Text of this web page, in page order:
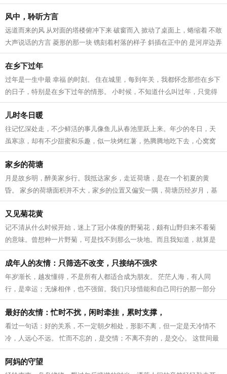
香 冬天，在伞下闪闪发烫 走过的路...
风中，聆听方言
远道而来的风 从对面的塔楼俯冲下来 破窗而入 掀动了桌面上，蜷缩着 不敢
大声说话的方言 菱形的那一块 镌刻着村落的样子 斜插在正中的 是河岸边弄
潮的杨柳 桥上垂钓的身影，再次...
在乡下过年
过年是一生中最 幸福 的时刻。 住在城里，每到年关，我都怀念那些在乡下
的日子，特别是在乡下过年的情形。 小时候，不知道什么叫过年，只觉得
可以无拘无束的玩，很开心。儿时的...
儿时冬日暖
往记忆深处走，不少鲜活的事儿像鱼儿从春池里跃上来。年少的冬日，天
虽寒凉，却有不少甜蜜和乐趣，似一块烤红薯，热腾腾地吃下去，心窝窝
一下子就暖了。 故乡的冬天安闲，冷风...
家乡的荷塘
月是故乡明，醉美家乡行。我抵达家乡，走近荷塘，是在一个初夏的黄
昏。 家乡的荷塘面积并不大，家乡的位置又偏安一隅，荷塘历经岁月，基
本上还算保住了原生态，少有人为的修茸...
又见菊花黄
记不清从什么时候开始，迷上了冠小体瘦的野菊花，颇有山野归来不看菊
的意味。曾想种一片野菊，可是找不到那么一块地。而且我知道，就算是
圈养在眼前，最后的结果是花开得并不...
成年人的友情：只筛选不改变，只接纳不强求
年岁渐长，越发懂得，不是所有人都适合成为朋友。 茫茫人海，有人同
行，是幸运；无缘相伴，也不强留。我们只珍惜能和自己同行的那一部分
人。 成年人的 友情 ，从来都是只筛选不...
最好的友情：忙时不扰，闲时牵挂，累时支撑，
看过一句话：好的关系，不一定朝夕相处，形影不离，但一定是天冷情不
冷，人远心不远。 忙而不忘的，是交情；不离不弃的，是交心。 这世间最
好的 友情 ，莫过于忙时不扰，闲时牵...
阿妈的守望